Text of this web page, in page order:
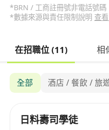
*BRN / 工商註冊號非電話號碼
*數據來源與責任限制說明 查
在招職位 (11) 相
全部 酒店 / 餐飲 / 旅
日料壽司學徒